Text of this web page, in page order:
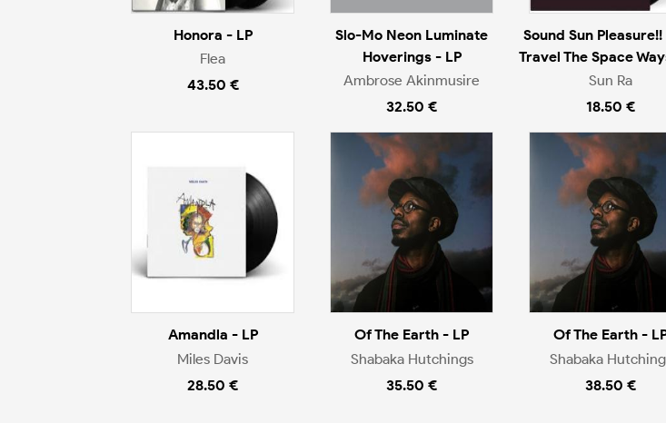
Honora - LP
Flea
43.50 €
Slo-Mo Neon Luminate
Hoverings - LP
Ambrose Akinmusire
32.50 €
Sound Sun Pleasure!!
Travel The Space
Sun Ra
18.50 €
Amandla - LP
Miles Davis
28.50 €
Of The Earth - LP
Shabaka Hutchings
35.50 €
Of The Earth -
Shabaka
38.50 €